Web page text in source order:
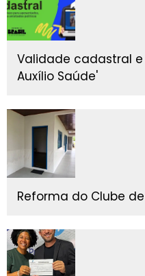
Validade cadastral
Auxílio Saúde'
Reforma do Clube